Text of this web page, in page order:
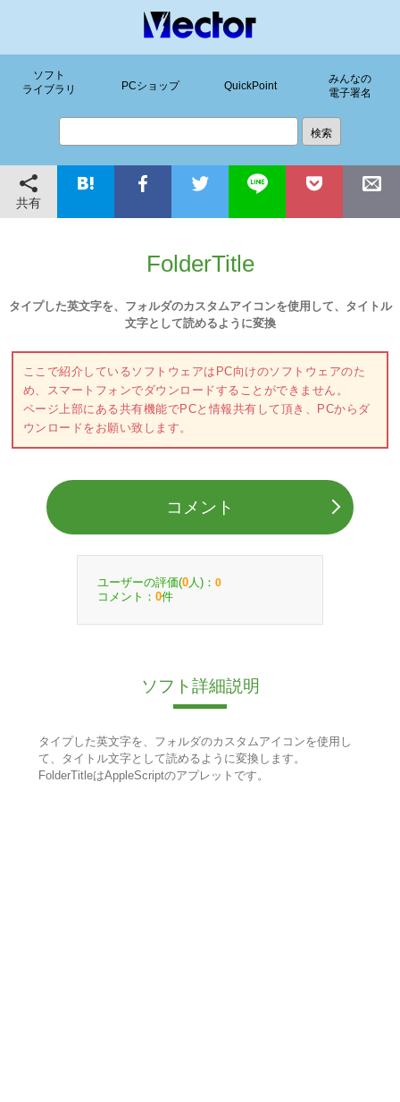
ソフト
ライブラリ
PCショップ QuickPoint
みんなの
電子署名
共有
FolderTitle
タイプした英文字を、フォルダのカスタムアイコンを使用して、タイトル
文字として読めるように変換
ここで紹介しているソフトウェアはPC向けのソフトウェアのた
め、スマートフォンでダウンロードすることができません。
ページ上部にある共有機能でPCと情報共有して頂き、PCからダ
ウンロードをお願い致します。
コメント
ユーザーの評価(0 人)： 0
コメント： 0件
ソフト詳細説明
タイプした英文字を、フォルダのカスタムアイコンを使用し
て、タイトル文字として読めるように変換します。
FolderTitleはAppleScriptのアプレットです。